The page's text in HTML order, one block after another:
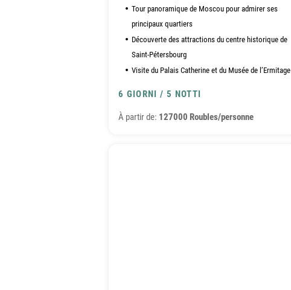
Tour panoramique de Moscou pour admirer ses
principaux quartiers
Découverte des attractions du centre historique de
Saint-Pétersbourg
Visite du Palais Catherine et du Musée de l’Ermitage
6 GIORNI / 5 NOTTI
À partir de: 127000 Roubles/personne